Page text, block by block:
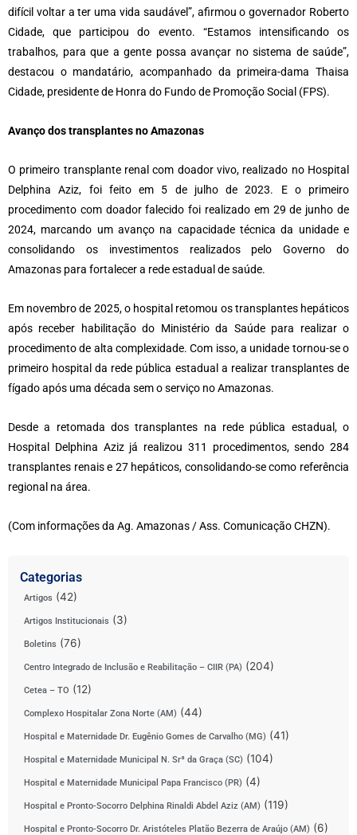
difícil voltar a ter uma vida saudável”, afirmou o governador Roberto
Cidade, que participou do evento. “Estamos intensificando os
trabalhos, para que a gente possa avançar no sistema de saúde”,
destacou o mandatário, acompanhado da primeira-dama Thaisa
Cidade, presidente de Honra do Fundo de Promoção Social (FPS).
Avanço dos transplantes no Amazonas
O primeiro transplante renal com doador vivo, realizado no Hospital
Delphina Aziz, foi feito em 5 de julho de 2023. E o primeiro
procedimento com doador falecido foi realizado em 29 de junho de
2024, marcando um avanço na capacidade técnica da unidade e
consolidando os investimentos realizados pelo Governo do
Amazonas para fortalecer a rede estadual de saúde.
Em novembro de 2025, o hospital retomou os transplantes hepáticos
após receber habilitação do Ministério da Saúde para realizar o
procedimento de alta complexidade. Com isso, a unidade tornou-se o
primeiro hospital da rede pública estadual a realizar transplantes de
fígado após uma década sem o serviço no Amazonas.
Desde a retomada dos transplantes na rede pública estadual, o
Hospital Delphina Aziz já realizou 311 procedimentos, sendo 284
transplantes renais e 27 hepáticos, consolidando-se como referência
regional na área.
(Com informações da Ag. Amazonas / Ass. Comunicação CHZN).
Categorias
Artigos (42)
Artigos Institucionais (3)
Boletins (76)
Centro Integrado de Inclusão e Reabilitação – CIIR (PA) (204)
Cetea – TO (12)
Complexo Hospitalar Zona Norte (AM) (44)
Hospital e Maternidade Dr. Eugênio Gomes de Carvalho (MG) (41)
Hospital e Maternidade Municipal N. Srª da Graça (SC) (104)
Hospital e Maternidade Municipal Papa Francisco (PR) (4)
Hospital e Pronto-Socorro Delphina Rinaldi Abdel Aziz (AM) (119)
Hospital e Pronto-Socorro Dr. Aristóteles Platão Bezerra de Araújo (AM) (6)